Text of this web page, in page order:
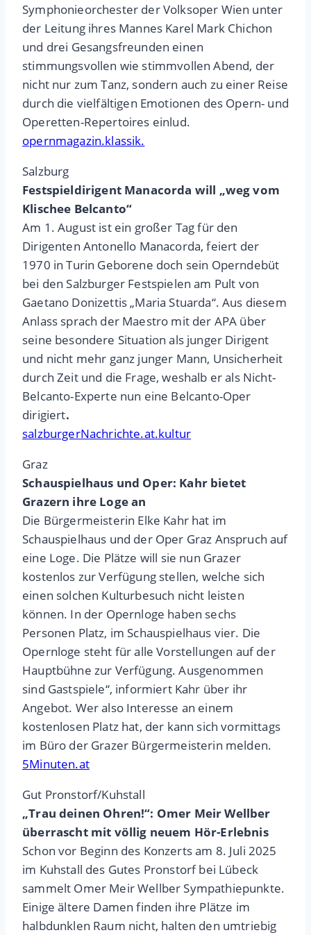
Symphonieorchester der Volksoper Wien unter
der Leitung ihres Mannes Karel Mark Chichon
und drei Gesangsfreunden einen
stimmungsvollen wie stimmvollen Abend, der
nicht nur zum Tanz, sondern auch zu einer Reise
durch die vielfältigen Emotionen des Opern- und
Operetten-Repertoires einlud.
opernmagazin.klassik.
Salzburg
Festspieldirigent Manacorda will „weg vom
Klischee Belcanto“
Am 1. August ist ein großer Tag für den
Dirigenten Antonello Manacorda, feiert der
1970 in Turin Geborene doch sein Operndebüt
bei den Salzburger Festspielen am Pult von
Gaetano Donizettis „Maria Stuarda“. Aus diesem
Anlass sprach der Maestro mit der APA über
seine besondere Situation als junger Dirigent
und nicht mehr ganz junger Mann, Unsicherheit
durch Zeit und die Frage, weshalb er als Nicht-
Belcanto-Experte nun eine Belcanto-Oper
dirigiert.
salzburgerNachrichte.at.kultur
Graz
Schauspielhaus und Oper: Kahr bietet
Grazern ihre Loge an
Die Bürgermeisterin Elke Kahr hat im
Schauspielhaus und der Oper Graz Anspruch auf
eine Loge. Die Plätze will sie nun Grazer
kostenlos zur Verfügung stellen, welche sich
einen solchen Kulturbesuch nicht leisten
können. In der Opernloge haben sechs
Personen Platz, im Schauspielhaus vier. Die
Opernloge steht für alle Vorstellungen auf der
Hauptbühne zur Verfügung. Ausgenommen
sind Gastspiele“, informiert Kahr über ihr
Angebot. Wer also Interesse an einem
kostenlosen Platz hat, der kann sich vormittags
im Büro der Grazer Bürgermeisterin melden.
5Minuten.at
Gut Pronstorf/Kuhstall
„Trau deinen Ohren!“: Omer Meir Wellber
überrascht mit völlig neuem Hör-Erlebnis
Schon vor Beginn des Konzerts am 8. Juli 2025
im Kuhstall des Gutes Pronstorf bei Lübeck
sammelt Omer Meir Wellber Sympathiepunkte.
Einige ältere Damen finden ihre Plätze im
halbdunklen Raum nicht, halten den umtriebig